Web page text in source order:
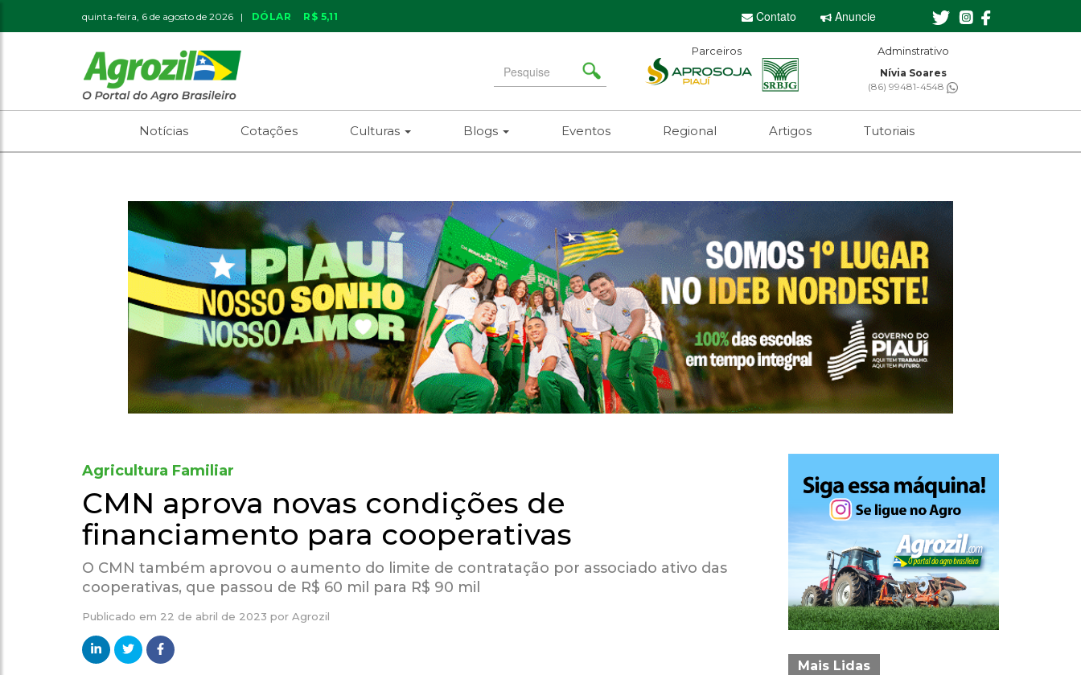
quinta-feira, 6 de agosto de 2026 | DÓLAR R$ 5,11 Contato Anuncie
Search
for
Parceiros Editor-chefe
Sebastian Eugênio
(61) 99650-2473
Nívia Soares
(86) 99481-4548
Notícias Cotações Culturas Blogs Eventos Regional Artigos Tutoriais
Agricultura Familiar
CMN aprova novas condições de
financiamento para cooperativas
O CMN também aprovou o aumento do limite de contratação por associado ativo das
cooperativas, que passou de R$ 60 mil para R$ 90 mil
Publicado em 22 de abril de 2023 por Agrozil
Mais Lidas